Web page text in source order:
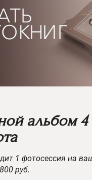
альбом 4
1 фотосессия на
руб.